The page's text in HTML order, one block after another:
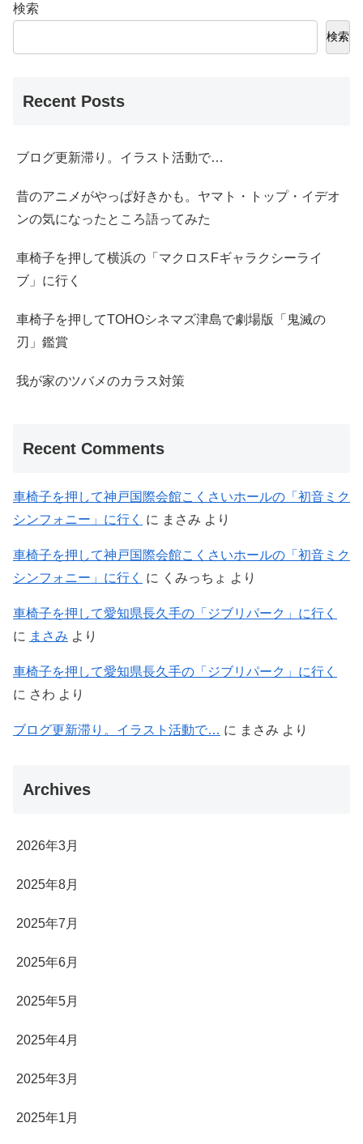
検索
検索
Recent Posts
ブログ更新滞り。イラスト活動で…
昔のアニメがやっぱ好きかも。ヤマト・トップ・イデオ
ンの気になったところ語ってみた
車椅子を押して横浜の「マクロスFギャラクシーライ
ブ」に行く
車椅子を押してTOHOシネマズ津島で劇場版「鬼滅の
刃」鑑賞
我が家のツバメのカラス対策
Recent Comments
車椅子を押して神戸国際会館こくさいホールの「初音ミク
シンフォニー」に行く
に まさみ より
車椅子を押して神戸国際会館こくさいホールの「初音ミク
シンフォニー」に行く
に くみっちょ より
車椅子を押して愛知県長久手の「ジブリパーク」に行く
に まさみ より
車椅子を押して愛知県長久手の「ジブリパーク」に行く
に さわ より
ブログ更新滞り。イラスト活動で… に まさみ より
Archives
2026年3月
2025年8月
2025年7月
2025年6月
2025年5月
2025年4月
2025年3月
2025年1月